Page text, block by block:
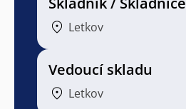
Letkov
Vedoucí skladu
Letkov